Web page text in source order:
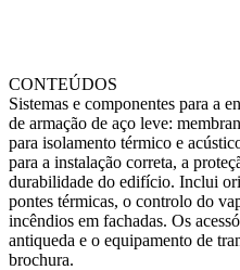
CONTEÚDOS
Sistemas e componentes para a
de armação de aço leve:
para isolamento térmico e
para a instalação correta, a
durabilidade do edifício. Inclui
pontes térmicas, o controlo do
incêndios em fachadas. Os
antiqueda e o equipamento de
brochura.